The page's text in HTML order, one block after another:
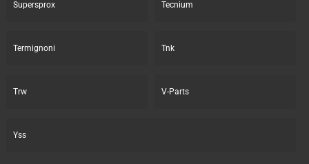
Supersprox Tecnium
Termignoni Tnk
Trw V-Parts
Yss